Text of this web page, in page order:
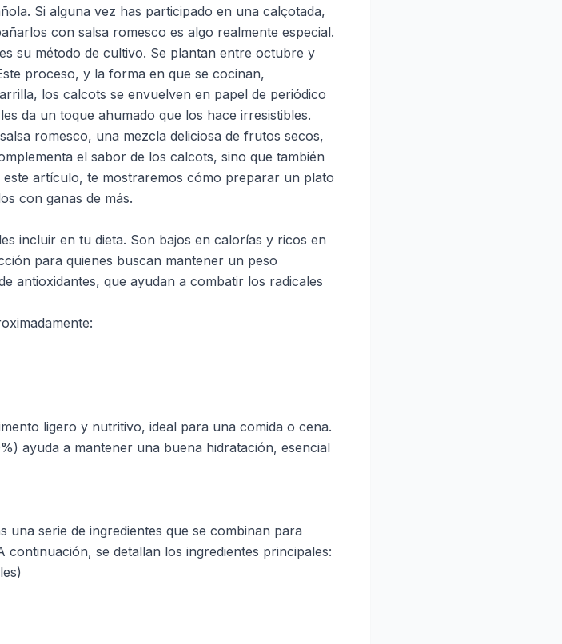
Si alguna vez has participado en una calçotada,
con salsa romesco es algo realmente especial.
su método de cultivo. Se plantan entre octubre y
proceso, y la forma en que se cocinan,
los calcots se envuelven en papel de periódico
da un toque ahumado que los hace irresistibles.
romesco, una mezcla deliciosa de frutos secos,
el sabor de los calcots, sino que también
artículo, te mostraremos cómo preparar un plato
con ganas de más.
incluir en tu dieta. Son bajos en calorías y ricos en
para quienes buscan mantener un peso
antioxidantes, que ayudan a combatir los radicales
ligero y nutritivo, ideal para una comida o cena.
ayuda a mantener una buena hidratación, esencial
serie de ingredientes que se combinan para
se detallan los ingredientes principales: